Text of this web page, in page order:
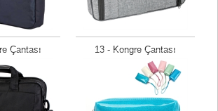
Çantası 13 - Kongre Çantası
Fiyat isteyiniz